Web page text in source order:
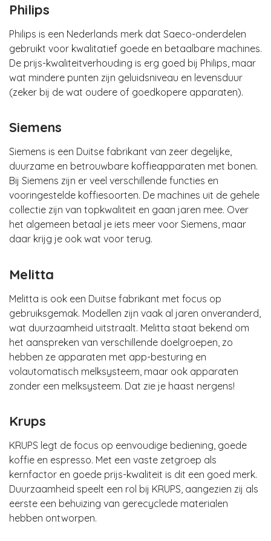
Philips
Philips is een Nederlands merk dat Saeco-onderdelen
gebruikt voor kwalitatief goede en betaalbare machines.
De prijs-kwaliteitverhouding is erg goed bij Philips, maar
wat mindere punten zijn geluidsniveau en levensduur
(zeker bij de wat oudere of goedkopere apparaten).
Siemens
Siemens is een Duitse fabrikant van zeer degelijke,
duurzame en betrouwbare koffieapparaten met bonen.
Bij Siemens zijn er veel verschillende functies en
vooringestelde koffiesoorten. De machines uit de gehele
collectie zijn van topkwaliteit en gaan jaren mee. Over
het algemeen betaal je iets meer voor Siemens, maar
daar krijg je ook wat voor terug.
Melitta
Melitta is ook een Duitse fabrikant met focus op
gebruiksgemak. Modellen zijn vaak al jaren onveranderd,
wat duurzaamheid uitstraalt. Melitta staat bekend om
het aanspreken van verschillende doelgroepen, zo
hebben ze apparaten met app-besturing en
volautomatisch melksysteem, maar ook apparaten
zonder een melksysteem. Dat zie je haast nergens!
Krups
KRUPS legt de focus op eenvoudige bediening, goede
koffie en espresso. Met een vaste zetgroep als
kernfactor en goede prijs-kwaliteit is dit een goed merk.
Duurzaamheid speelt een rol bij KRUPS, aangezien zij als
eerste een behuizing van gerecyclede materialen
hebben ontworpen.